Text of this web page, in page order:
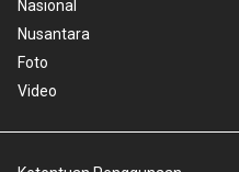
Nasional
Nusantara
Foto
Video